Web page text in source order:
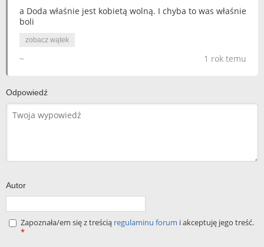
a Doda właśnie jest kobietą wolną. I chyba to was właśnie
boli
zobacz wątek
1 rok temu
~
Odpowiedź
Autor
Zapoznała/em się z treścią regulaminu forum i akceptuję jego treść.
*